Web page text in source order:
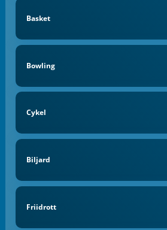
Basket
Bowling
Cykel
Biljard
Friidrott